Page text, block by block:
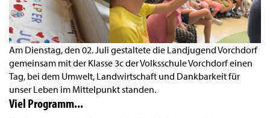
Am Dienstag, den 02. Juli gestaltete die Landjugend Vorchdorf
gemeinsam mit der Klasse 3c der Volksschule Vorchdorf einen
Tag, bei dem Umwelt, Landwirtschaft und Dankbarkeit für
unser Leben im Mittelpunkt standen.
Viel Programm...